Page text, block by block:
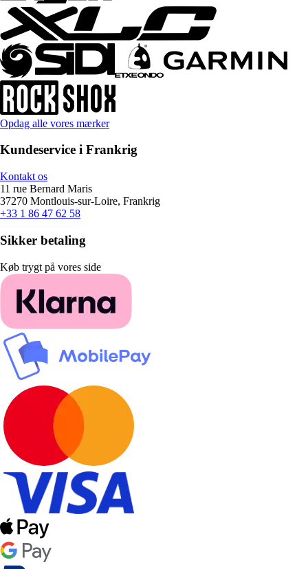
Opdag alle vores mærker
Kundeservice i Frankrig
Kontakt os
11 rue Bernard Maris
37270 Montlouis-sur-Loire, Frankrig
+33 1 86 47 62 58
Sikker betaling
Køb trygt på vores side